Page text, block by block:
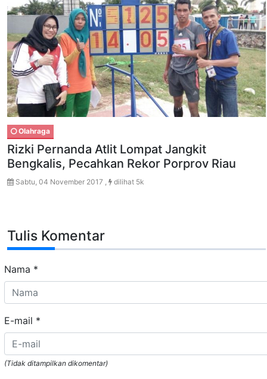
Olahraga
Rizki Pernanda Atlit Lompat Jangkit
Bengkalis, Pecahkan Rekor Porprov Riau
Sabtu, 04 November 2017 , dilihat 5k
Tulis Komentar
Nama *
E-mail *
(Tidak ditampilkan dikomentar)